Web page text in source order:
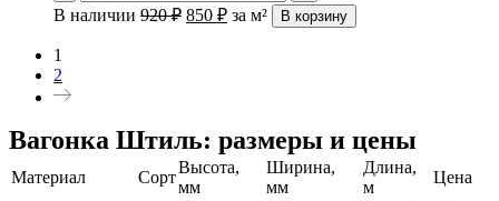
В наличии 920₽ 850 ₽ за м² В корзину
1
2
Вагонка Штиль: размеры и цены
Материал Сорт
Высота,
мм
Ширина,
мм
Длина,
м
Цена